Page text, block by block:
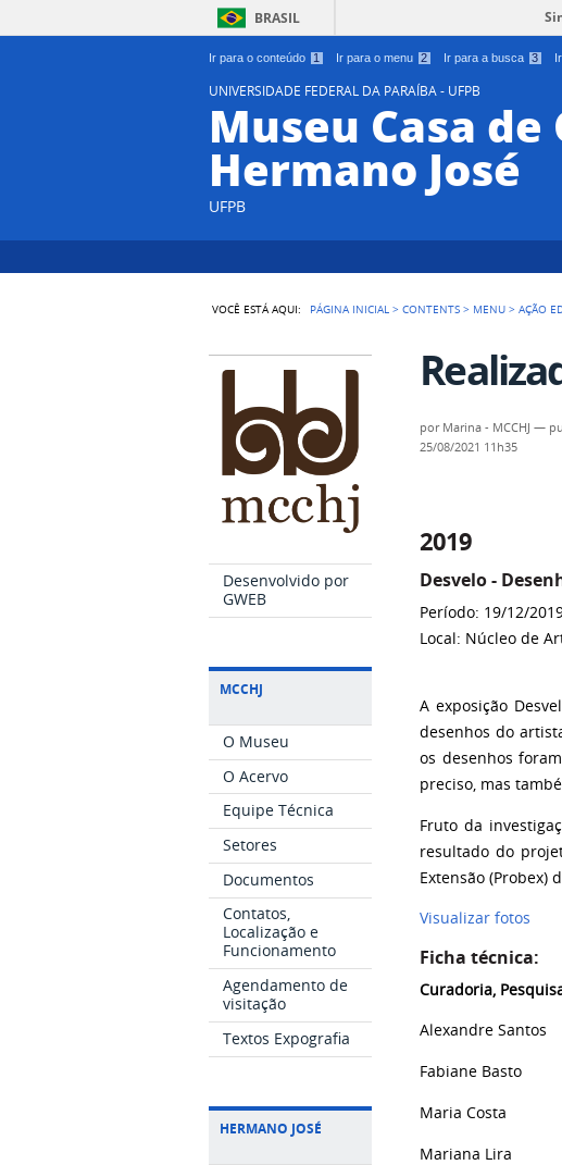
Ir para o conteúdo 1 Ir para o menu 2 Ir para a busca 3
BRASIL
UNIVERSIDADE FEDERAL DA PARAÍBA - UFPB
Museu Casa
Hermano José
UFPB
VOCÊ ESTÁ AQUI: PÁGINA INICIAL >CONTENTS > MENU >AÇÃO
Desenvolvido por
GWEB
MCCHJ
O Museu
O Acervo
Equipe Técnica
Setores
Documentos
Contatos,
Localização e
Funcionamento
Agendamento de
visitação
Textos Expografia
HERMANO JOSÉ
por Marina - MCCHJ —
25/08/2021 11h35
2019
Desvelo -
Período: 19/12/
Local: Núcleo de
A exposição
desenhos do
os desenhos
preciso, mas
Fruto da
resultado do
Extensão (Probex)
Visualizar fotos
Ficha técnica:
Curadoria,
Alexandre Santos
Fabiane Basto
Maria Costa
Mariana Lira